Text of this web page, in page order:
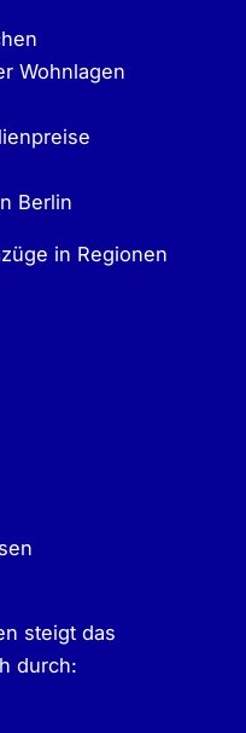
Wohnlagen
Berlin
in Regionen
steigt das
durch: